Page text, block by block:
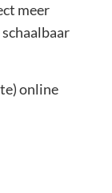
meer
online